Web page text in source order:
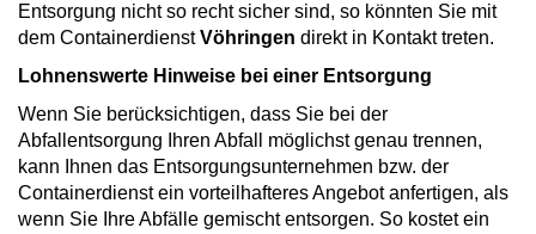
Entsorgung nicht so recht sicher sind, so könnten Sie mit
dem ContainerdienstVöhringen direkt in Kontakt treten.
Lohnenswerte Hinweise bei einer Entsorgung
Wenn Sie berücksichtigen, dass Sie bei der
Abfallentsorgung Ihren Abfall möglichst genau trennen,
kann Ihnen das Entsorgungsunternehmen bzw. der
Containerdienst ein vorteilhafteres Angebot anfertigen, als
wenn Sie Ihre Abfälle gemischt entsorgen. So kostet ein